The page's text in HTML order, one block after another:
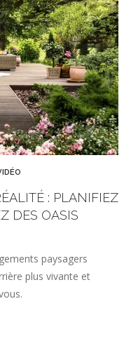
: PLANIFIEZ
DES OASIS
paysagers
plus vivante et